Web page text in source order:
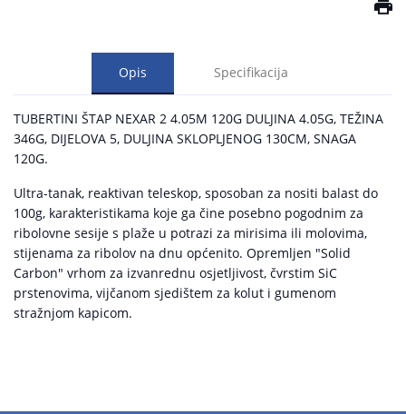
Opis Specifikacija
TUBERTINI ŠTAP NEXAR 2 4.05M 120G DULJINA 4.05G, TEŽINA
346G, DIJELOVA 5, DULJINA SKLOPLJENOG 130CM, SNAGA
120G.
Ultra-tanak, reaktivan teleskop, sposoban za nositi balast do
100g, karakteristikama koje ga čine posebno pogodnim za
ribolovne sesije s plaže u potrazi za mirisima ili molovima,
stijenama za ribolov na dnu općenito. Opremljen "Solid
Carbon" vrhom za izvanrednu osjetljivost, čvrstim SiC
prstenovima, vijčanom sjedištem za kolut i gumenom
stražnjom kapicom.